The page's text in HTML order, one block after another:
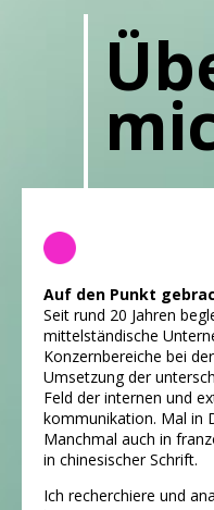
Auf den Punkt
Seit rund 20 Jahren
mittelständische
Konzernbereiche bei
Umsetzung der
Feld der internen und
kommunikation. Mal in
Manchmal auch in
in chinesischer Schrift.
Ich recherchiere und